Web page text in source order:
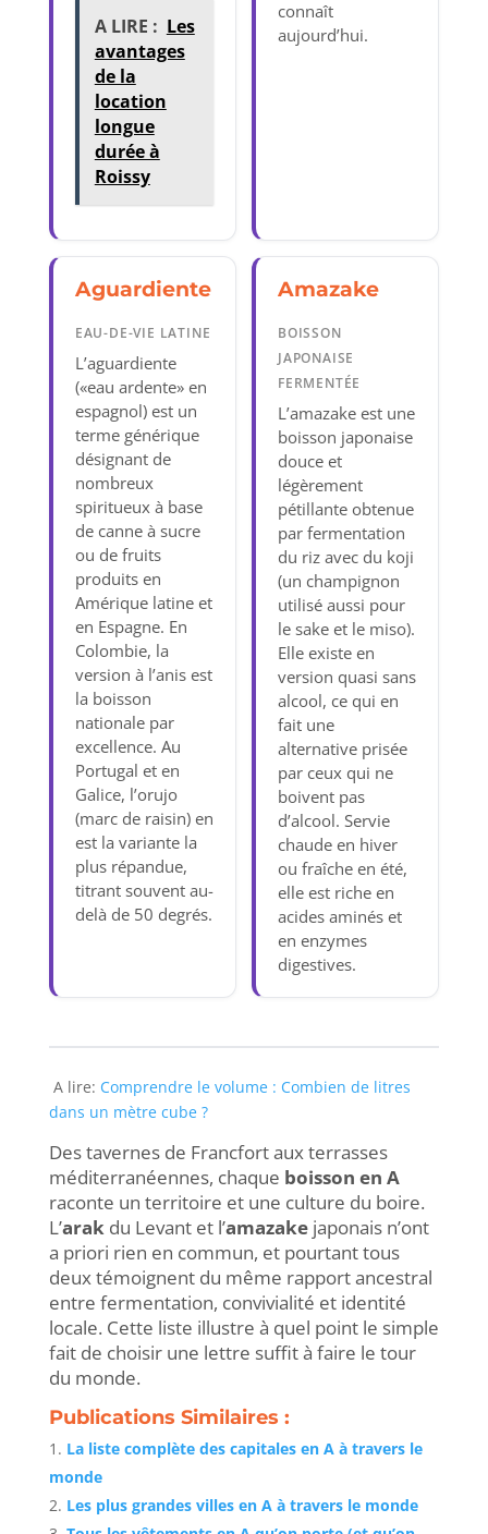
A LIRE : Les
avantages
de la
location
longue
durée à
Roissy
connaît
aujourd’hui.
Aguardiente
EAU-DE-VIE LATINE
L’aguardiente
(«eau ardente» en
espagnol) est un
terme générique
désignant de
nombreux
spiritueux à base
de canne à sucre
ou de fruits
produits en
Amérique latine et
en Espagne. En
Colombie, la
version à l’anis est
la boisson
nationale par
excellence. Au
Portugal et en
Galice, l’orujo
(marc de raisin) en
est la variante la
plus répandue,
titrant souvent au-
delà de 50 degrés.
Amazake
BOISSON
JAPONAISE
FERMENTÉE
L’amazake est une
boisson japonaise
douce et
légèrement
pétillante obtenue
par fermentation
du riz avec du koji
(un champignon
utilisé aussi pour
le sake et le miso).
Elle existe en
version quasi sans
alcool, ce qui en
fait une
alternative prisée
par ceux qui ne
boivent pas
d’alcool. Servie
chaude en hiver
ou fraîche en été,
elle est riche en
acides aminés et
en enzymes
digestives.
A lire: Comprendre le volume : Combien de litres
dans un mètre cube ?
Des tavernes de Francfort aux terrasses
méditerranéennes, chaque boisson en A
raconte un territoire et une culture du boire.
L’arakdu Levant et l’amazakejaponais n’ont
a priori rien en commun, et pourtant tous
deux témoignent du même rapport ancestral
entre fermentation, convivialité et identité
locale. Cette liste illustre à quel point le simple
fait de choisir une lettre suffit à faire le tour
du monde.
Publications Similaires :
La liste complète des capitales en A à travers le
monde
Les plus grandes villes en A à travers le monde